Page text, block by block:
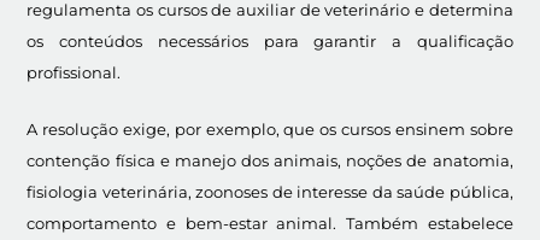
regulamenta os cursos de auxiliar de veterinário e determina
os conteúdos necessários para garantir a qualificação
profissional.
A resolução exige, por exemplo, que os cursos ensinem sobre
contenção física e manejo dos animais, noções de anatomia,
fisiologia veterinária, zoonoses de interesse da saúde pública,
comportamento e bem-estar animal. Também estabelece